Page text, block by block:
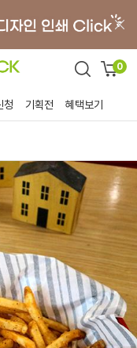
0
청 기획전 혜택보기